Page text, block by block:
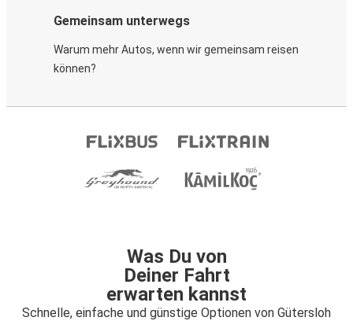
Gemeinsam unterwegs
Warum mehr Autos, wenn wir gemeinsam reisen
können?
Was Du von
Deiner Fahrt
erwarten kannst
Schnelle, einfache und günstige Optionen von Gütersloh